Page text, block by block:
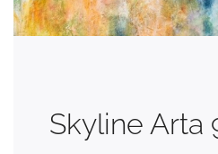
Skyline Arta